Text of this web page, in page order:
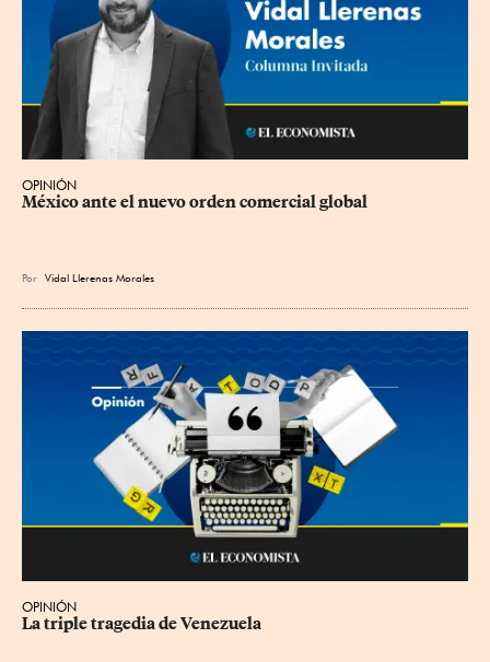
OPINIÓN
México ante el nuevo orden comercial global
Por Vidal Llerenas Morales
OPINIÓN
La triple tragedia de Venezuela